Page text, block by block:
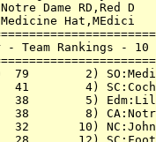
Notre Dame RD,Red D
Medicine Hat,MEdici
- Team
D  79        2)
41        4)
38        5)
38        8)
32       10)